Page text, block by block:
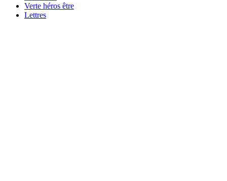
Verte héros être
Lettres